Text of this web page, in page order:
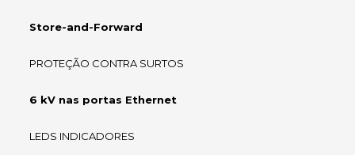
Store-and-Forward
PROTEÇÃO CONTRA SURTOS
6 kV nas portas Ethernet
LEDS INDICADORES